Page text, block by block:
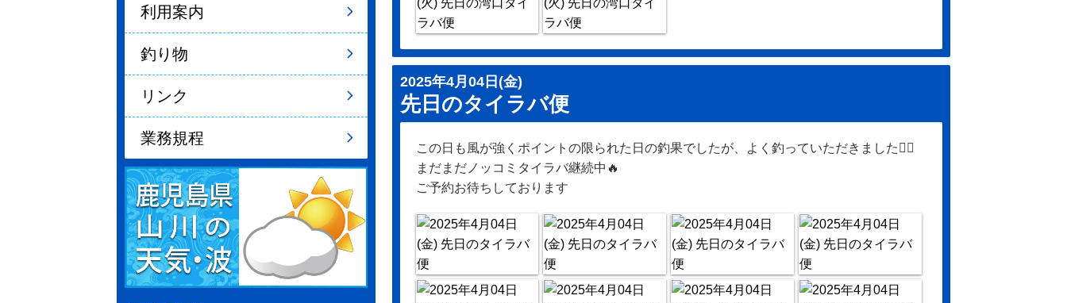
2025年4月04日(金)
先日のタイラバ便
この日も風が強くポイントの限られた日の釣果でしたが、よく釣っていただきました🙇‍♂️
まだまだノッコミタイラバ継続中🔥
ご予約お待ちしております
利用案内
釣り物
リンク
業務規程